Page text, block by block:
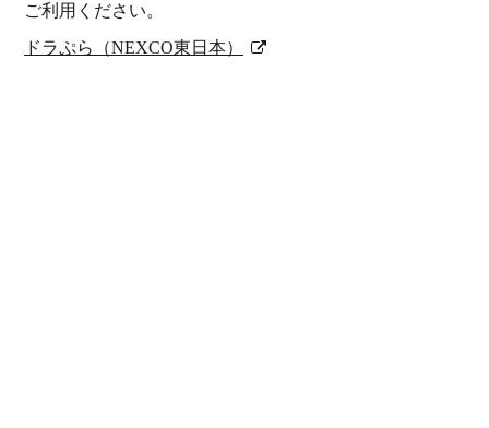
ご利用ください。
ドラぷら（NEXCO東日本）